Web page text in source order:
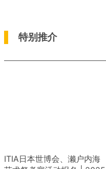
特别推介
ITIA日本世博会、濑户内海